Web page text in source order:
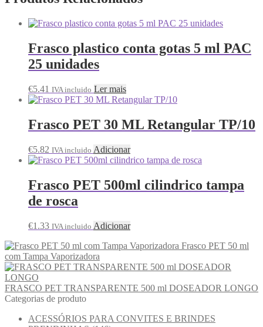
Frasco plastico conta gotas 5 ml PAC
25 unidades
€5.41 IVA incluido Ler mais
Frasco PET 30 ML Retangular TP/10
€5.82 IVA incluido Adicionar
Frasco PET 500ml cilindrico tampa
de rosca
€1.33 IVA incluido Adicionar
Frasco PET 50 ml
com Tampa Vaporizadora
FRASCO PET TRANSPARENTE 500 ml DOSEADOR LONGO
Categorias de produto
ACESSÓRIOS PARA CONVITES E BRINDES